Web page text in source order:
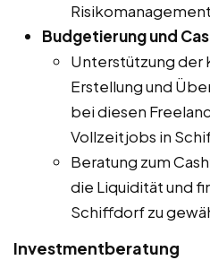
Budgetierung und
Unterstützung der
Erstellung und
bei diesen
Vollzeitjobs in
Beratung zum
die Liquidität und
Schiffdorf zu
Investmentberatung